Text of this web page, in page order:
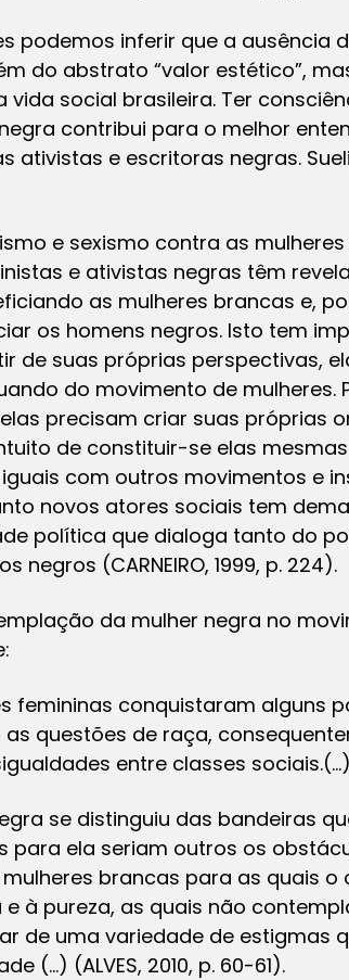
podemos inferir que a ausência
do abstrato “valor estético”,
vida social brasileira. Ter
contribui para o melhor
ativistas e escritoras negras.
e sexismo contra as
e ativistas negras têm
as mulheres brancas e,
os homens negros. Isto tem
de suas próprias perspectivas,
do movimento de mulheres.
precisam criar suas próprias
de constituir-se elas
com outros movimentos e
novos atores sociais tem
política que dialoga tanto do
negros (CARNEIRO, 1999, p. 224).
da mulher negra no
femininas conquistaram alguns
questões de raça,
entre classes sociais.(…)
se distinguiu das bandeiras
para ela seriam outros os
brancas para as quais
à pureza, as quais não
de uma variedade de estigmas
(…) (ALVES, 2010, p. 60-61).